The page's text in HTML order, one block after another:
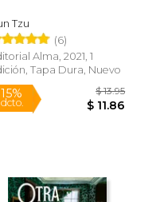
Tzu
(6)
Alma, 2021, 1
Tapa Dura, Nuevo